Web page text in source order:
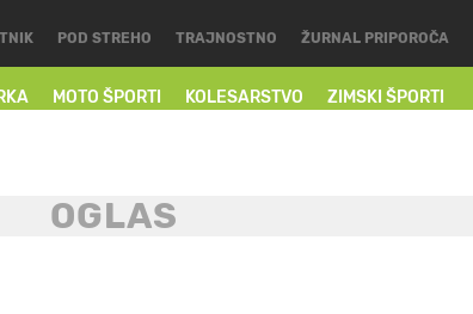
MOTO ŠPORTI KOLESARSTVO ZIMSKI ŠPORTI
POD STREHO TRAJNOSTNO ŽURNAL PRIPOROČA